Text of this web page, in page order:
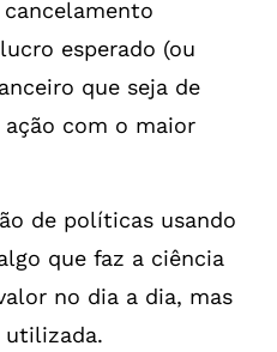
esperado (ou
que seja de
ação com o maior
de políticas usando
que faz a ciência
no dia a dia, mas
utilizada.